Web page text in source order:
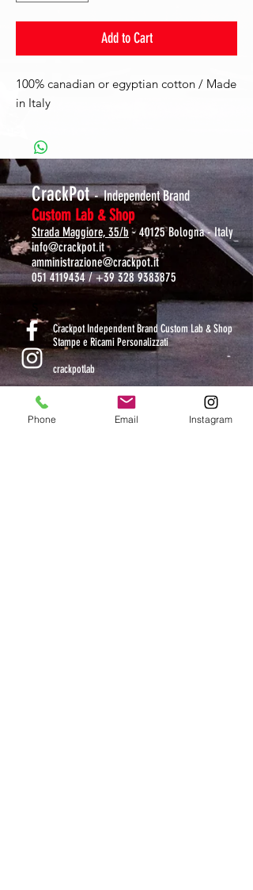
Add to Cart
100% canadian or egyptian cotton / Made
in Italy
CrackPot- Independent Brand
Custom Lab & Shop
Strada Maggiore, 35/b - 40125 Bologna - Italy
info@crackpot.it
amministrazione@crackpot.it
051 4119434/+39 328 9383875
Crackpot Independent Brand Custom Lab & Shop
Stampe e Ricami Personalizzati
crackpotlab
Phone Email Instagram